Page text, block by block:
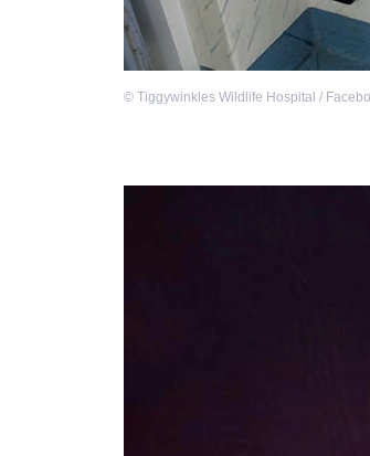
© Tiggywinkles Wildlife Hospital /